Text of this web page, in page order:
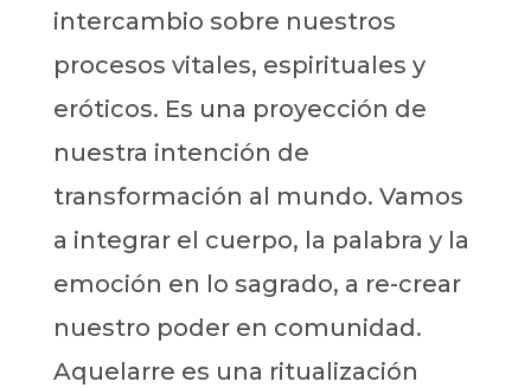
intercambio sobre nuestros
procesos vitales, espirituales y
eróticos. Es una proyección de
nuestra intención de
transformación al mundo. Vamos
a integrar el cuerpo, la palabra y la
emoción en lo sagrado, a re-crear
nuestro poder en comunidad.
Aquelarre es una ritualización